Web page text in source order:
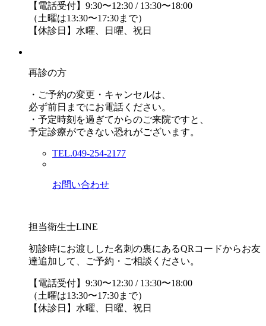
【電話受付】9:30〜12:30 / 13:30〜18:00
（土曜は13:30〜17:30まで）
【休診日】水曜、日曜、祝日
再診の方
・ご予約の変更・キャンセルは、
必ず前日までにお電話ください。
・予定時刻を過ぎてからのご来院ですと、
予定診療ができない恐れがございます。
TEL.049-254-2177
お問い合わせ
担当衛生士LINE
初診時にお渡しした名刺の裏にあるQRコードからお友
達追加して、ご予約・ご相談ください。
【電話受付】9:30〜12:30 / 13:30〜18:00
（土曜は13:30〜17:30まで）
【休診日】水曜、日曜、祝日